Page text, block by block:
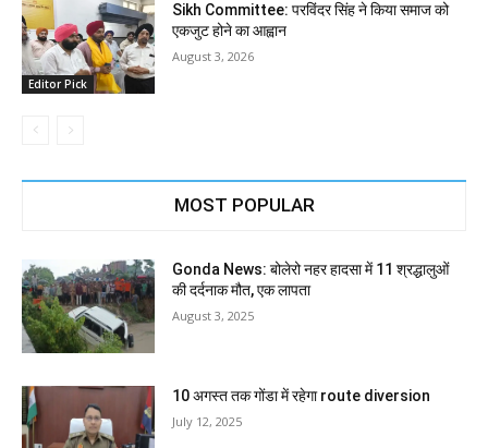
Editor Pick
Sikh Committee: परविंदर सिंह ने किया समाज को
एकजुट होने का आह्वान
August 3, 2026
MOST POPULAR
Gonda News: बोलेरो नहर हादसा में 11 श्रद्धालुओं
की दर्दनाक मौत, एक लापता
August 3, 2025
10 अगस्त तक गोंडा में रहेगा route diversion
July 12, 2025